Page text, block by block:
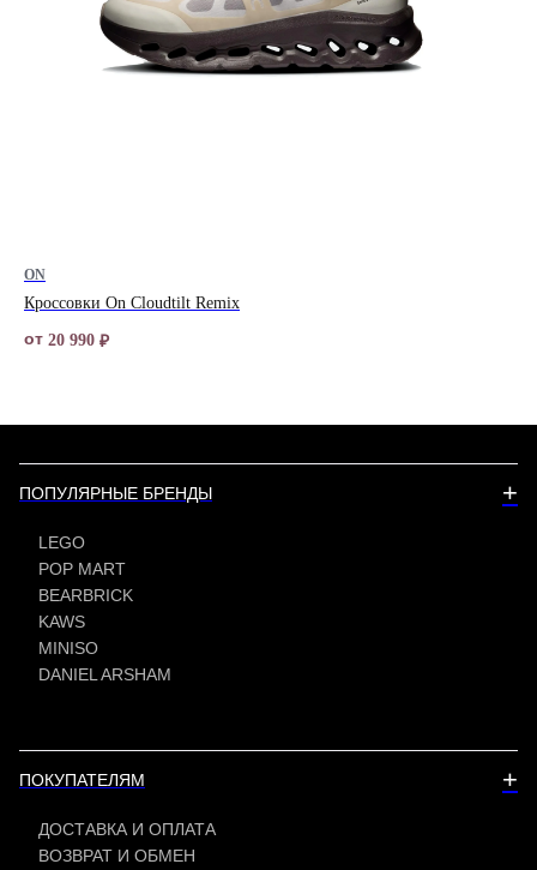
Кроссовки On Cloudtilt Remix
ON
от 20 990 ₽
ПОПУЛЯРНЫЕ БРЕНДЫ +
LEGO
POP MART
BEARBRICK
KAWS
MINISO
DANIEL ARSHAM
ПОКУПАТЕЛЯМ +
ДОСТАВКА И ОПЛАТА
ВОЗВРАТ И ОБМЕН